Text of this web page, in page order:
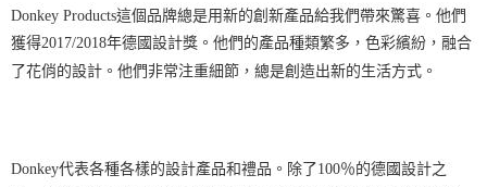
購買商品的店家。未經商家同意取消之訂單仍視為有效，需透過AFTEE先享
後付繳納相關費用。
是否繳費成功／繳費後需取消欲退款等相關疑問，請聯繫「AFTEE先享後付
易，需依本服務之必要範圍內提供個人資料，並將交易相關給付款項請求債
每筆NT$60，滿NT$699(含以上)免運費
付款後7-11取貨
每筆NT$80，滿NT$1,000(含以上)免運費
Donkey Products這個品牌總是用新的創新產品給我們帶來驚喜。他們
獲得2017/2018年德國設計獎。他們的產品種類繁多，色彩繽紛，融合
了花俏的設計。他們非常注重細節，總是創造出新的生活方式。
Donkey代表各種各樣的設計產品和禮品。除了100％的德國設計之